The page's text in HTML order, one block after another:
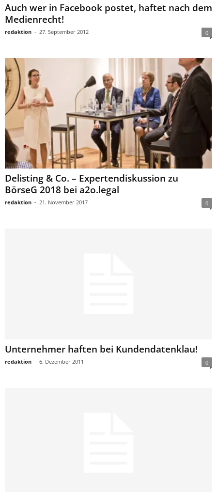
Auch wer in Facebook postet, haftet nach dem
Medienrecht!
redaktion - 27. September 2012 0
Delisting & Co. – Expertendiskussion zu
BörseG 2018 bei a2o.legal
redaktion - 21. November 2017 0
Unternehmer haften bei Kundendatenklau!
redaktion - 6. Dezember 2011 0